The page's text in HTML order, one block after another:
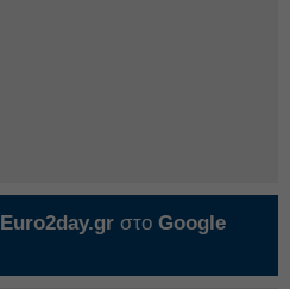
Euro2day.gr στο Google